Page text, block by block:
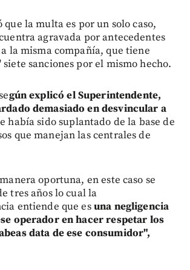
que la multa es por un solo caso,
agravada por antecedentes
la misma compañía, que tiene
sanciones por el mismo hecho.
gún explicó el Superintendente,
demasiado en desvincular a
había sido suplantado de la base de
que manejan las centrales de
oportuna, en este caso se
tres años lo cual la
entiende que esuna negligencia
operador en hacer respetar los
data de ese consumidor",